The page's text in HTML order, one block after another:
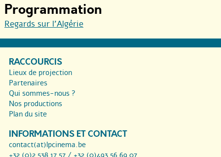
Programmation
Regards sur l’Algérie
RACCOURCIS
Lieux de projection
Partenaires
Qui sommes-nous ?
Nos productions
Plan du site
INFORMATIONS ET CONTACT
contact(at)lpcinema.be